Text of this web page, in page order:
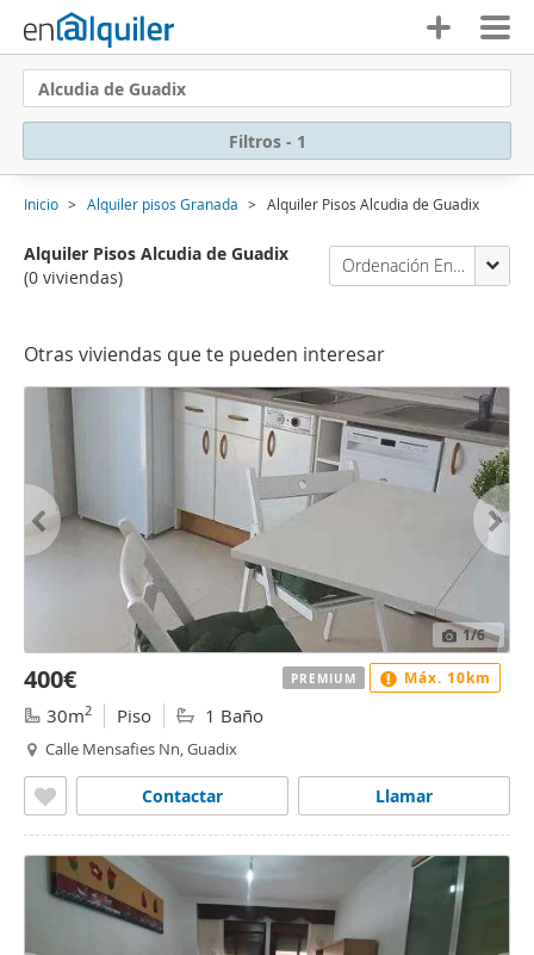
Alcudia de Guadix
Filtros - 1
Inicio Alquiler pisos Granada Alquiler Pisos Alcudia de Guadix
Alquiler Pisos Alcudia de Guadix
(0 viviendas)
Ordenación Enalquiler
Otras viviendas que te pueden interesar
1/6
400€
30m2 Piso 1 Baño
Calle Mensafies Nn, Guadix
Llamar
Contactar
PREMIUM Máx. 10km